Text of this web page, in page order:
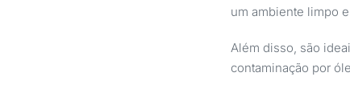
um ambiente limpo
Além disso, são
contaminação por